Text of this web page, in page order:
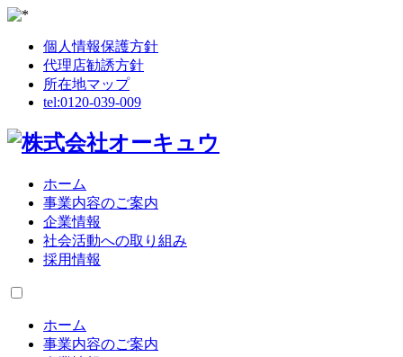
個人情報保護方針
代理店勧誘方針
所在地マップ
tel:0120-039-009
ホーム
事業内容のご案内
企業情報
社会活動への取り組み
採用情報
ホーム
事業内容のご案内